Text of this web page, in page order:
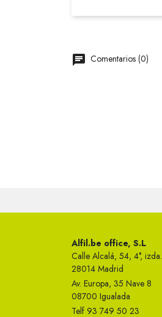
Comentarios (0)
Alfil.be office, S.L
Calle Alcalá, 54, 4°, izda.
28014 Madrid
Av. Europa, 35 Nave 8
08700 Igualada
Telf 93 749 50 23